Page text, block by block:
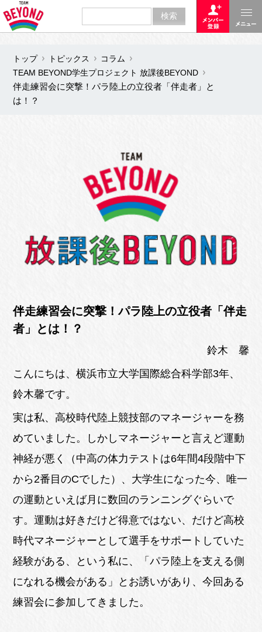
トップ トピックス
コラム
TEAM BEYOND学生プロジェクト 放課後BEYOND
伴走練習会に突撃！パラ陸上の立役者「伴走者」と
は！？
伴走練習会に突撃！パラ陸上の立役者「伴走
者」とは！？
鈴木 馨
こんにちは、横浜市立大学国際総合科学部3年、
鈴木馨です。
実は私、高校時代陸上競技部のマネージャーを務
めていました。しかしマネージャーと言えど運動
神経が悪く（中高の体力テストは6年間4段階中下
から2番目のCでした）、大学生になった今、唯一
の運動といえば月に数回のランニングぐらいで
す。運動は好きだけど得意ではない、だけど高校
時代マネージャーとして選手をサポートしていた
経験がある、という私に、「パラ陸上を支える側
になれる機会がある」とお誘いがあり、今回ある
練習会に参加してきました。